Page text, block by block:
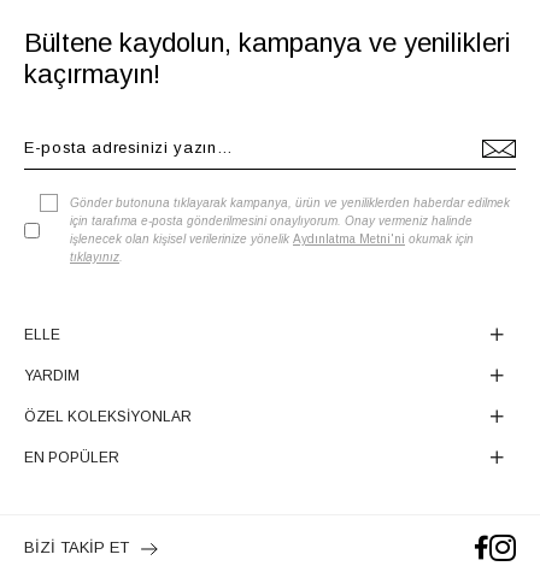
Bültene kaydolun, kampanya ve yenilikleri
kaçırmayın!
Gönder butonuna tıklayarak kampanya, ürün ve yeniliklerden haberdar edilmek
için tarafıma e-posta gönderilmesini onaylıyorum. Onay vermeniz halinde
işlenecek olan kişisel verilerinize yönelik Aydınlatma Metni'ni okumak için
tıklayınız
ELLE
YARDIM
ÖZEL KOLEKSİYONLAR
EN POPÜLER
BİZİ TAKİP ET